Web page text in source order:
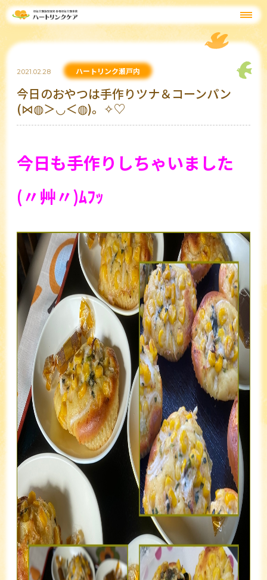
2021.02.28 ハートリンク瀬戸内
今日のおやつは手作りツナ＆コーンパン
(⋈◍＞◡＜◍)。✧♡
今日も手作りしちゃいました
(〃艸〃)ﾑﾌｯ